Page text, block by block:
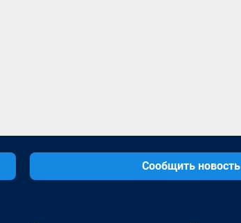
Сообщить новость